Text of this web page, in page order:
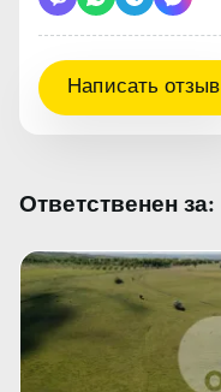
Написать отзыв
Ответственен за: